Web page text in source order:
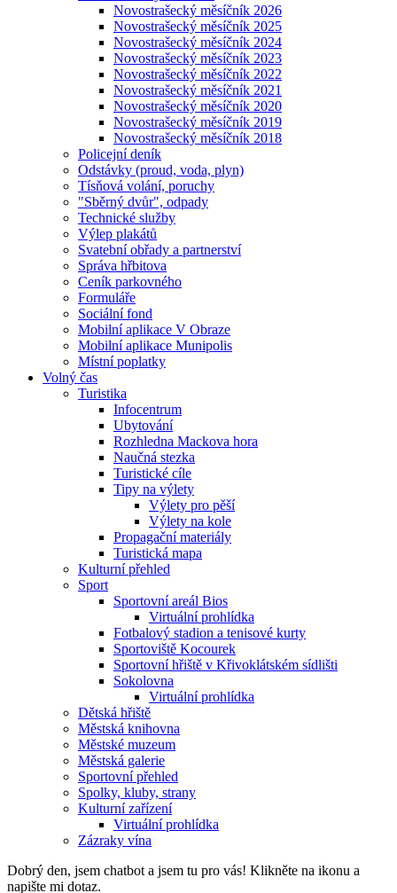
Novostrašecký měsíčník 2026
Novostrašecký měsíčník 2025
Novostrašecký měsíčník 2024
Novostrašecký měsíčník 2023
Novostrašecký měsíčník 2022
Novostrašecký měsíčník 2021
Novostrašecký měsíčník 2020
Novostrašecký měsíčník 2019
Novostrašecký měsíčník 2018
Policejní deník
Odstávky (proud, voda, plyn)
Tísňová volání, poruchy
"Sběrný dvůr", odpady
Technické služby
Výlep plakátů
Svatební obřady a partnerství
Správa hřbitova
Ceník parkovného
Formuláře
Sociální fond
Mobilní aplikace V Obraze
Mobilní aplikace Munipolis
Místní poplatky
Volný čas
Turistika
Infocentrum
Ubytování
Rozhledna Mackova hora
Naučná stezka
Turistické cíle
Tipy na výlety
Výlety pro pěší
Výlety na kole
Propagační materiály
Turistická mapa
Kulturní přehled
Sport
Sportovní areál Bios
Virtuální prohlídka
Fotbalový stadion a tenisové kurty
Sportoviště Kocourek
Sportovní hřiště v Křivoklátském sídlišti
Sokolovna
Virtuální prohlídka
Dětská hřiště
Městská knihovna
Městské muzeum
Městská galerie
Sportovní přehled
Spolky, kluby, strany
Kulturní zařízení
Virtuální prohlídka
Zázraky vína
Dobrý den, jsem chatbot a jsem tu pro vás! Klikněte na ikonu a
napište mi dotaz.